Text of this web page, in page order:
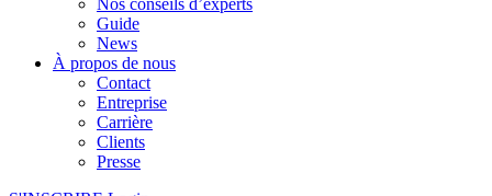
Nos conseils d’experts
Guide
News
À propos de nous
Contact
Entreprise
Carrière
Clients
Presse